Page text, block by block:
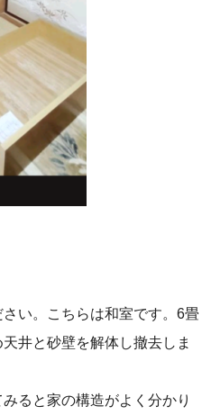
い。こちらは和室です。6畳
井と砂壁を解体し撤去しま
ると家の構造がよく分かり